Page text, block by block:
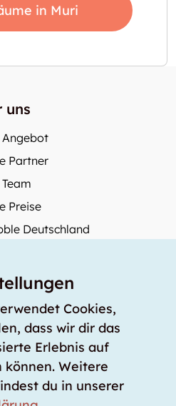
in Muri
uns
Angebot
Partner
Preise
Deutschland
sein?
Cookies,
dass wir dir das
Erlebnis auf
Weitere
du in unserer